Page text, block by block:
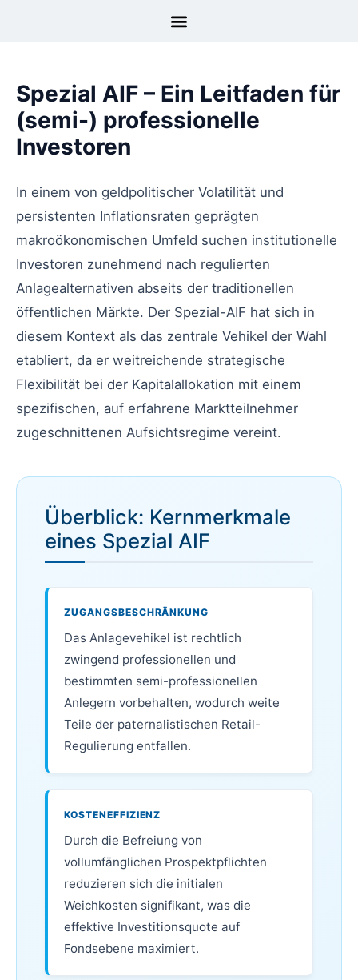
Spezial AIF – Ein Leitfaden für
(semi-) professionelle
Investoren
In einem von geldpolitischer Volatilität und
persistenten Inflationsraten geprägten
makroökonomischen Umfeld suchen institutionelle
Investoren zunehmend nach regulierten
Anlagealternativen abseits der traditionellen
öffentlichen Märkte. Der Spezial-AIF hat sich in
diesem Kontext als das zentrale Vehikel der Wahl
etabliert, da er weitreichende strategische
Flexibilität bei der Kapitalallokation mit einem
spezifischen, auf erfahrene Marktteilnehmer
zugeschnittenen Aufsichtsregime vereint.
Überblick: Kernmerkmale
eines Spezial AIF
ZUGANGSBESCHRÄNKUNG
Das Anlagevehikel ist rechtlich
zwingend professionellen und
bestimmten semi-professionellen
Anlegern vorbehalten, wodurch weite
Teile der paternalistischen Retail-
Regulierung entfallen.
KOSTENEFFIZIENZ
Durch die Befreiung von
vollumfänglichen Prospektpflichten
reduzieren sich die initialen
Weichkosten signifikant, was die
effektive Investitionsquote auf
Fondsebene maximiert.